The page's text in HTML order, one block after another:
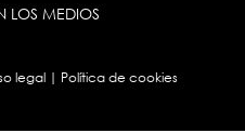
LOS MEDIOS
legal | Política de cookies